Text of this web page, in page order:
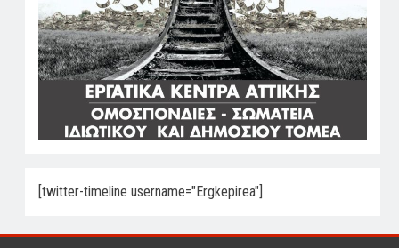
[twitter-timeline username="Ergkepirea"]